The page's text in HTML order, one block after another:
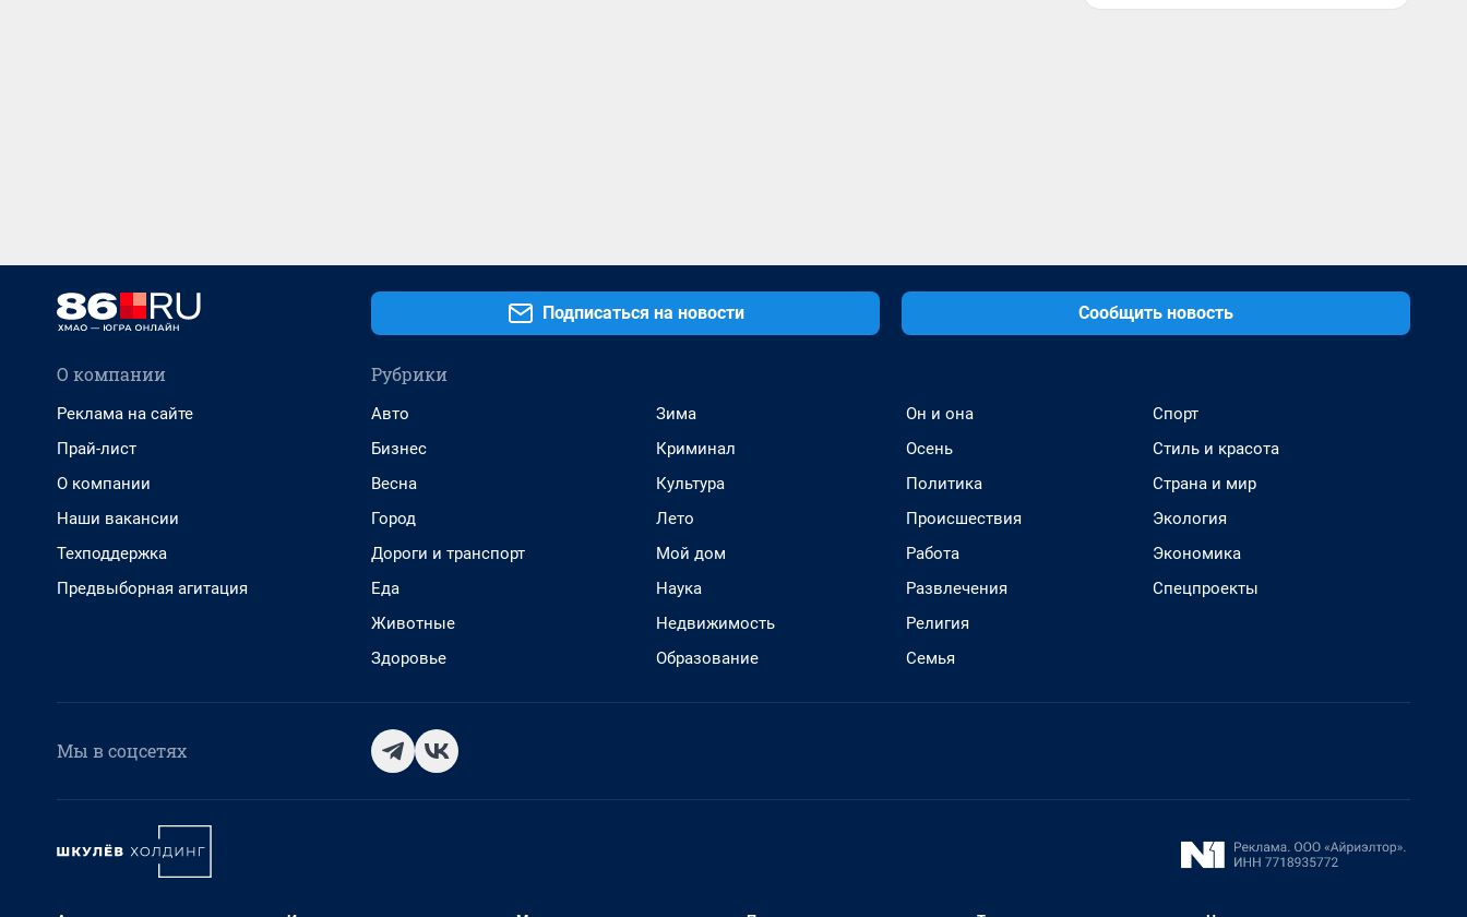
Подписаться на новости Сообщить новость
О компании
Реклама на сайте
Прай-лист
О компании
Наши вакансии
Техподдержка
Предвыборная агитация
Рубрики
Авто
Бизнес
Весна
Город
Дороги и транспорт
Еда
Животные
Здоровье
Зима
Криминал
Культура
Лето
Мой дом
Наука
Недвижимость
Образование
Он и она
Осень
Политика
Происшествия
Работа
Развлечения
Религия
Семья
Спорт
Стиль и красота
Страна и мир
Экология
Экономика
Спецпроекты
Мы в соцсетях